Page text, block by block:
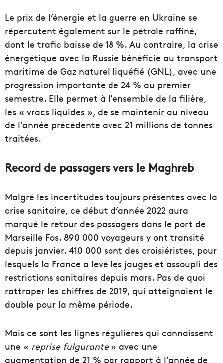
Le prix de l’énergie et la guerre en Ukraine se
répercutent également sur le pétrole raffiné,
dont le trafic baisse de 18 %. Au contraire, la crise
énergétique avec la Russie bénéficie au transport
maritime de Gaz naturel liquéfié (GNL), avec une
progression importante de 24 % au premier
semestre. Elle permet à l’ensemble de la filière,
les « vracs liquides », de se maintenir au niveau
de l’année précédente avec 21 millions de tonnes
traitées.
Record de passagers vers le Maghreb
Malgré les incertitudes toujours présentes avec la
crise sanitaire, ce début d’année 2022 aura
marqué le retour des passagers dans le port de
Marseille Fos. 890 000 voyageurs y ont transité
depuis janvier. 410 000 sont des croisiéristes, pour
lesquels la France a levé les jauges et assoupli des
restrictions sanitaires depuis mars. Pas de quoi
rattraper les chiffres de 2019, qui atteignaient le
double pour la même période.
Mais ce sont les lignes régulières qui connaissent
une « reprise fulgurante» avec une
augmentation de 21 % par rapport à l’année de